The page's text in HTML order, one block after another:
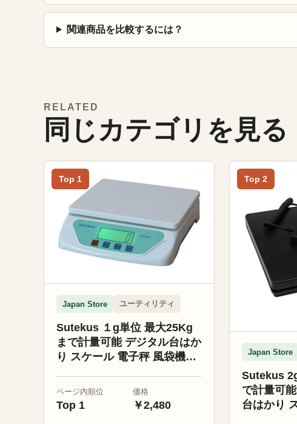
関連商品を比較するには？
RELATED
同じカテゴリを見る
Top 1
Japan Store ユーティリティ
Sutekus １g単位 最大25Kg
まで計量可能 デジタル台はか
り スケール 電子秤 風袋機能
池付 (ホワイト)
ページ内順位
Top 1
価格
￥2,480
Top 2
Japan Store
Sutekus
で計量可
台はかり